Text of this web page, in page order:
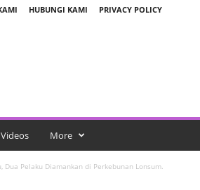
HUBUNGI KAMI PRIVACY POLICY
Videos More
Dua Pelaku Diamankan di Perkebunan Lonsum.